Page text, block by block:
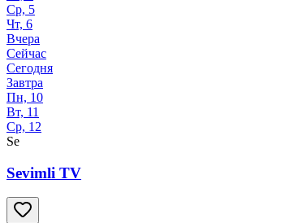
Ср, 5
Чт, 6
Вчера
Сейчас
Сегодня
Завтра
Пн, 10
Вт, 11
Ср, 12
Se
Sevimli TV